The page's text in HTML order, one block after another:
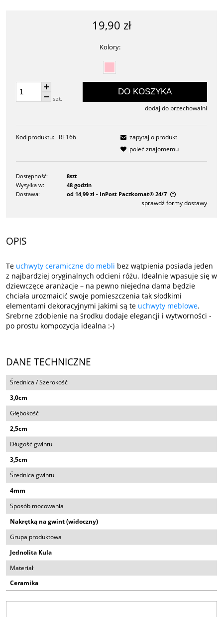
19,90 zł
Kolory:
szt.
DO KOSZYKA
dodaj do przechowalni
Kod produktu: RE166
zapytaj o produkt
poleć znajomemu
Dostępność:
8szt
Wysyłka w:
48 godzin
Dostawa:
od 14,99 zł - InPost Paczkomat® 24/7
Cena nie zawiera ewentualnych kosztów płatności
sprawdź formy dostawy
OPIS
Te uchwyty ceramiczne do mebli bez wątpienia posiada jeden
z najbardziej oryginalnych odcieni różu. Idealnie wpasuje się w
dziewczęce aranżacje – na pewno niejedna dama będzie
chciała urozmaicić swoje pomieszczenia tak słodkimi
elementami dekoracyjnymi jakimi są te uchwyty meblowe.
Srebrne zdobienie na środku dodaje elegancji i wytworności -
po prostu kompozycja idealna :-)
DANE TECHNICZNE
Średnica / Szerokość
3,0cm
Głębokość
2,5cm
Długość gwintu
3,5cm
Średnica gwintu
4mm
Sposób mocowania
Nakrętką na gwint (widoczny)
Grupa produktowa
Jednolita Kula
Materiał
Ceramika